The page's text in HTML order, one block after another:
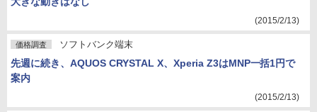
(2015/2/13)
価格調査 ソフトバンク端末
先週に続き、AQUOS CRYSTAL X、Xperia Z3はMNP一括1円で
案内
(2015/2/13)